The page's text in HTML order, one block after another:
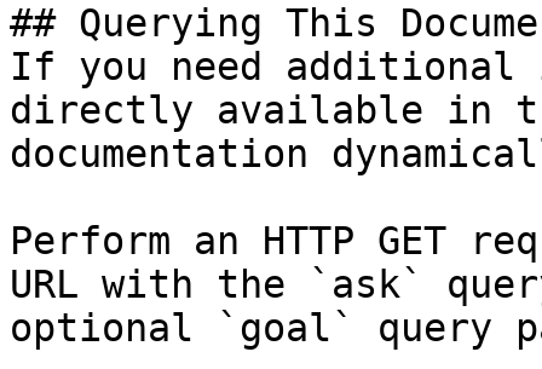
## Querying This
If you need
directly available in
documentation
Perform an HTTP GET
URL with the `ask`
optional `goal` query